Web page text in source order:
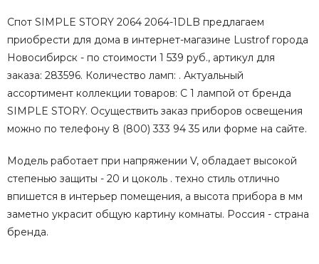
Спот SIMPLE STORY 2064 2064-1DLB предлагаем
приобрести для дома в интернет-магазине Lustrof города
Новосибирск - по стоимости 1 539 руб., артикул для
заказа: 283596. Количество ламп: . Актуальный
ассортимент коллекции товаров: С 1 лампой от бренда
SIMPLE STORY. Осуществить заказ приборов освещения
можно по телефону 8 (800) 333 94 35 или форме на сайте.
Модель работает при напряжении V, обладает высокой
степенью защиты - 20 и цоколь . техно стиль отлично
впишется в интерьер помещения, а высота прибора в мм
заметно украсит общую картину комнаты. Россия - страна
бренда.